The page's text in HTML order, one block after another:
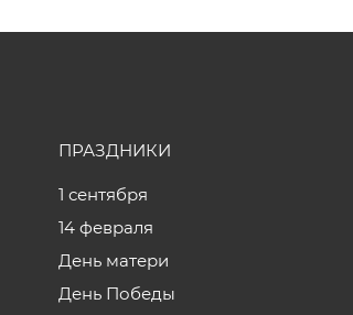
ПРАЗДНИКИ
1 сентября
14 февраля
День матери
День Победы